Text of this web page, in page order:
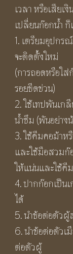
เวลา หรือเสียเ
เปลี่ยนก๊อกน้ำ
1. เตรียมอุปกร
จะติดตั้งใหม่
(การถอดหรือใ
รอยขีดข่วน)
2. ใช้เทปพันเก
น้ำซึม (พันอย่าง
3. ใช้คีมคอม้าห
และใช้มือสวมก๊
ให้แน่นและใช้คี
4. ปากก๊อกเป็น
ได้
5. นำข้อต่อตัวผู้
6. นำข้อต่อตัวเ
ต่อตัวผู้